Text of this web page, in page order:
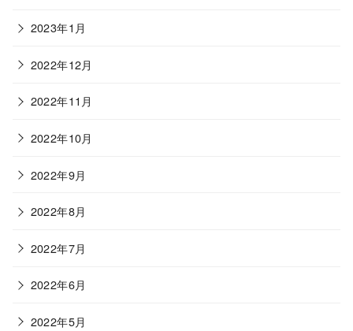
2023年1月
2022年12月
2022年11月
2022年10月
2022年9月
2022年8月
2022年7月
2022年6月
2022年5月